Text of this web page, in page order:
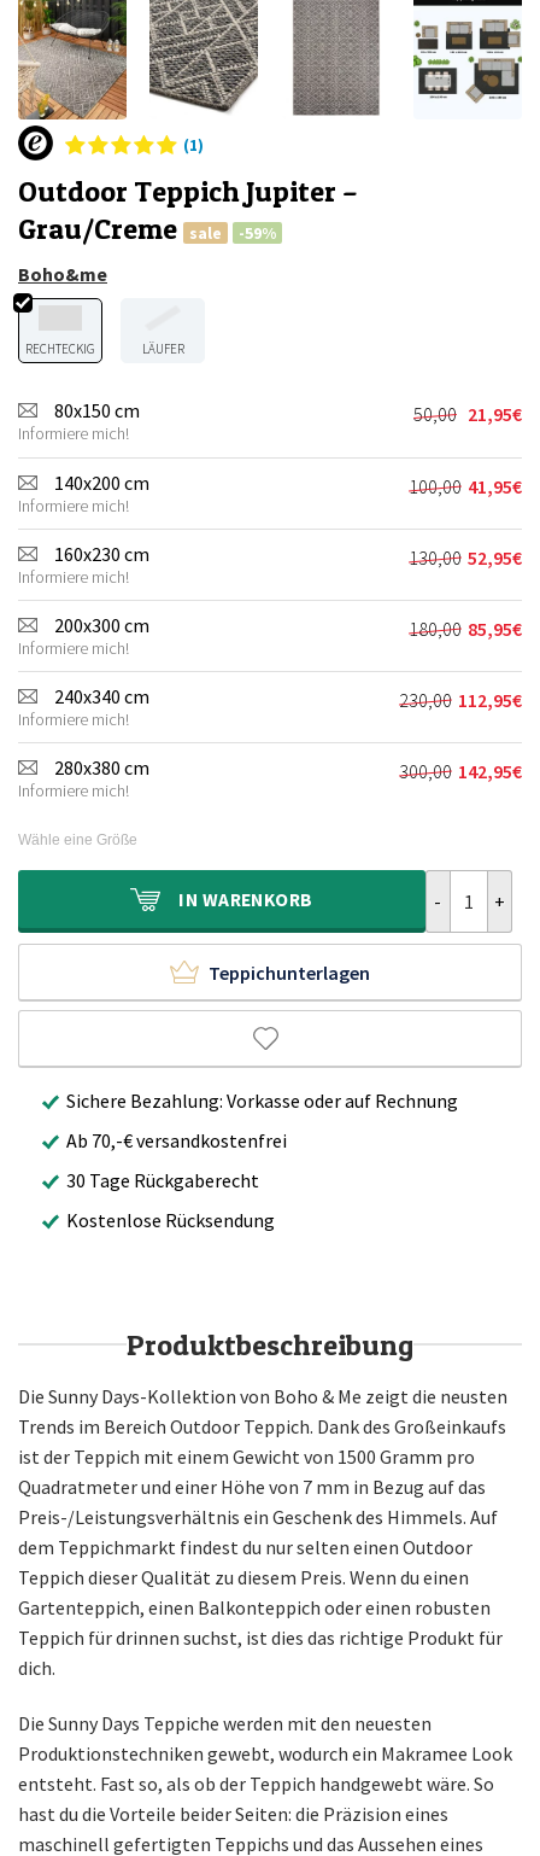
(1)
Outdoor Teppich Jupiter –
Grau/Creme
sale -59%
Boho&me
RECHTECKIG LÄUFER
80x150 cm
Informiere mich!
50,00
Preis
war:
50,00€
21,95€
Aktueller
Preis
ist:
21,95€.
140x200 cm
Informiere mich!
100,00
Preis
war:
100,00€
41,95€
Aktueller
Preis
ist:
41,95€.
160x230 cm
Informiere mich!
130,00
Preis
war:
130,00€
52,95€
Aktueller
Preis
ist:
52,95€.
200x300 cm
Informiere mich!
180,00
Preis
war:
180,00€
85,95€
Aktueller
Preis
ist:
85,95€.
240x340 cm
Informiere mich!
230,00
Preis
war:
230,00€
112,95€
Aktueller
Preis
ist:
112,95€.
280x380 cm
Informiere mich!
300,00 142,95€
Aktueller
Wähle eine Größe
IN WARENKORB
Teppichunterlagen
Sichere Bezahlung: Vorkasse oder auf Rechnung
Ab 70,-€ versandkostenfrei
30 Tage Rückgaberecht
Kostenlose Rücksendung
Produktbeschreibung
Die Sunny Days-Kollektion von Boho & Me zeigt die neusten
Trends im Bereich Outdoor Teppich. Dank des Großeinkaufs
ist der Teppich mit einem Gewicht von 1500 Gramm pro
Quadratmeter und einer Höhe von 7 mm in Bezug auf das
Preis-/Leistungsverhältnis ein Geschenk des Himmels. Auf
dem Teppichmarkt findest du nur selten einen Outdoor
Teppich dieser Qualität zu diesem Preis. Wenn du einen
Gartenteppich, einen Balkonteppich oder einen robusten
Teppich für drinnen suchst, ist dies das richtige Produkt für
dich.
Die Sunny Days Teppiche werden mit den neuesten
Produktionstechniken gewebt, wodurch ein Makramee Look
entsteht. Fast so, als ob der Teppich handgewebt wäre. So
hast du die Vorteile beider Seiten: die Präzision eines
maschinell gefertigten Teppichs und das Aussehen eines